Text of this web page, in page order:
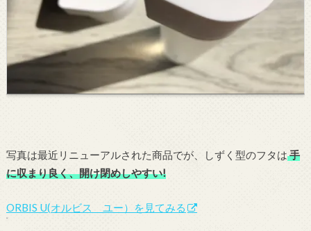
写真は最近リニューアルされた商品でが、しずく型のフタは 手
に収まり良く、開け閉めしやすい!
ORBIS U(オルビス ユー）を見てみる